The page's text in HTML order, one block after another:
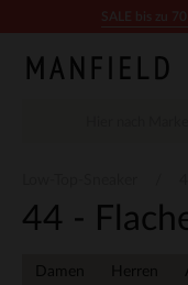
44 -
Damen Herren